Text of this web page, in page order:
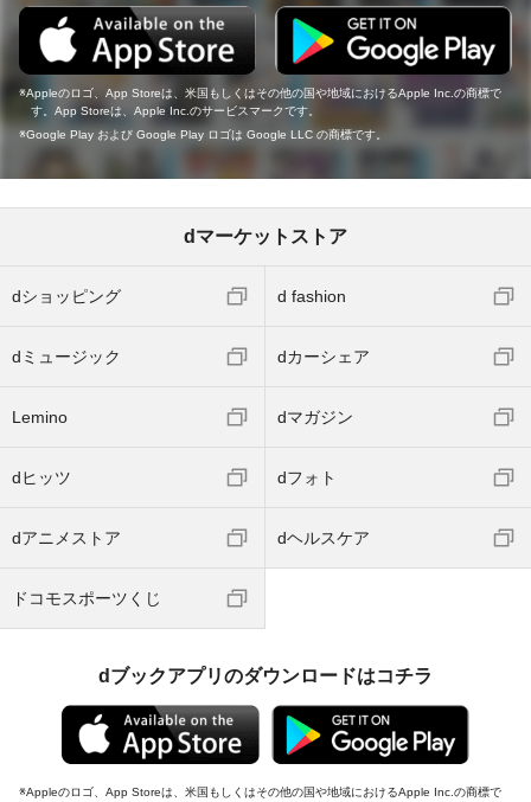
Appleのロゴ、App Storeは、米国もしくはその他の国や地域におけるApple Inc.の商標で
す。App Storeは、Apple Inc.のサービスマークです。
Google Play および Google Play ロゴは Google LLC の商標です。
dマーケットストア
dショッピング d fashion
dミュージック dカーシェア
Lemino dマガジン
dヒッツ dフォト
dアニメストア dヘルスケア
ドコモスポーツくじ
dブックアプリのダウンロードはコチラ
Appleのロゴ、App Storeは、米国もしくはその他の国や地域におけるApple Inc.の商標で